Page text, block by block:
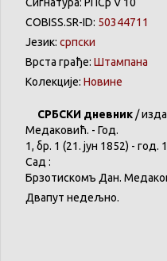
Сигнатура: РПСр V 10
COBISS.SR-ID: 50344711
Језик: српски
Врста грађе: Штампана
Колекције: Новине
СРБСКИ дневник/
Медаковић. - Год.
1, бр. 1 (21. јун 1852) - год.
Сад :
Брзотискомъ Дан.
Двапут недељно.